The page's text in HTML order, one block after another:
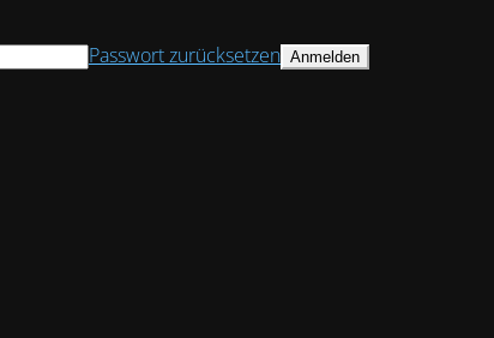
Passwort zurücksetzen